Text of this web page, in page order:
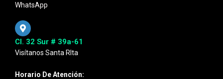
WhatsApp
Cl. 32 Sur # 39a-61
Visítanos Santa RIta
Horario De Atención: